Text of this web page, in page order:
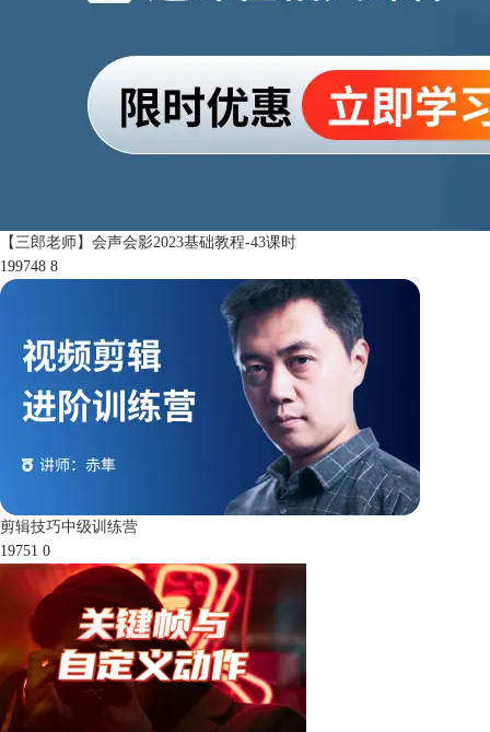
【三郎老师】会声会影2023基础教程-43课时
199748 8
剪辑技巧中级训练营
19751 0